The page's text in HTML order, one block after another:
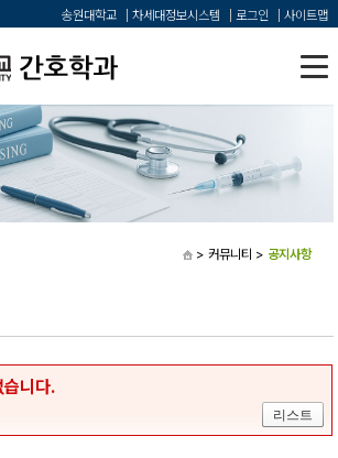
송원대학교 차세대정보시스템 로그인 사이트맵
> 커뮤니티 > 공지사항
습니다.
리스트